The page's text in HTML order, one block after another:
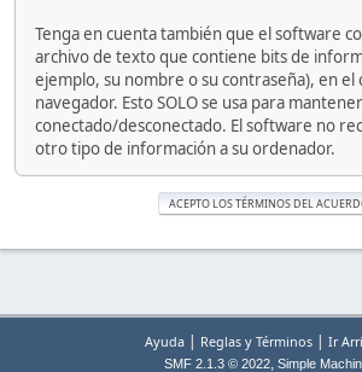
Tenga en cuenta también que el software
archivo de texto que contiene bits de
ejemplo, su nombre o su contraseña), en el
navegador. Esto SOLO se usa para
conectado/desconectado. El software no
otro tipo de información a su ordenador.
Ayuda | Reglas y Términos | Ir
SMF 2.1.3 © 2022, Simple